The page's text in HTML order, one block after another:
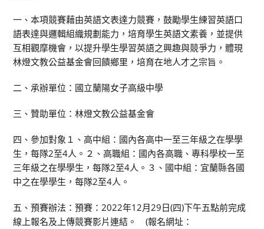
一、本項競賽藉由英語文表達力競賽，鼓勵學生練習英語口
語表達與邏輯組織規劃能力，培育學生英語文素養，並提供
互相觀摩機會，以提升學生學習英語之興趣與競爭力，體現
林燈文教公益基金會回饋鄉里，培育在地人才之宗旨。
二、承辦單位：國立蘭陽女子高級中學
三、贊助單位：林燈文教公益基金會
四、參加對象１、高中組：國內各高中一至三年級之在學學
生，每隊2至4人。２、高職組：國內各高職、專科學校一至
三年級之在學學生，每隊2至4人。３、國中組：宜蘭縣各國
中之在學學生，每隊2至4人。
五、預賽辦法：預賽：2022年12月29日(四)下午五點前完成
線上報名及上傳競賽影片連結。 (報名網址：